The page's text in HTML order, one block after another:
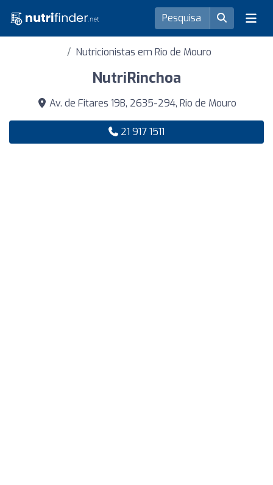
Nutricionistas em Rio de Mouro
NutriRinchoa
Av. de Fitares 19B, 2635-294, Rio de Mouro
21 917 1511